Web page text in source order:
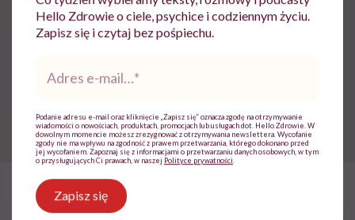
Treści zawarte w serwisie mają wyłącznie
lekarskiej. Pamiętaj, że w przypadku
problemów ze zdrowiem należy bezwzględnie
HelloZdrowie: Życie
Hello Zdrowie o ciele, psychice i codziennym życiu.
Zapisz się i czytaj bez pośpiechu.
mail*
Podanie adresu e-mail oraz kliknięcie „Zapisz się” oznacza zgodę na otrzymywanie
wiadomości o nowościach, produktach, promocjach lub usługach dot. Hello Zdrowie. W
dowolnym momencie możesz zrezygnować z otrzymywania newslettera. Wycofanie
zgody nie ma wpływu na zgodność z prawem przetwarzania, którego dokonano przed
jej wycofaniem. Zapoznaj się z informacjami o przetwarzaniu danych osobowych, w tym
o przysługujących Ci prawach, w naszej Polityce prywatności
Zapisz się